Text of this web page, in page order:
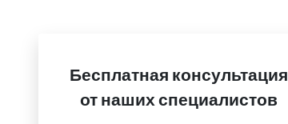
Бесплатная консультация
от наших специалистов